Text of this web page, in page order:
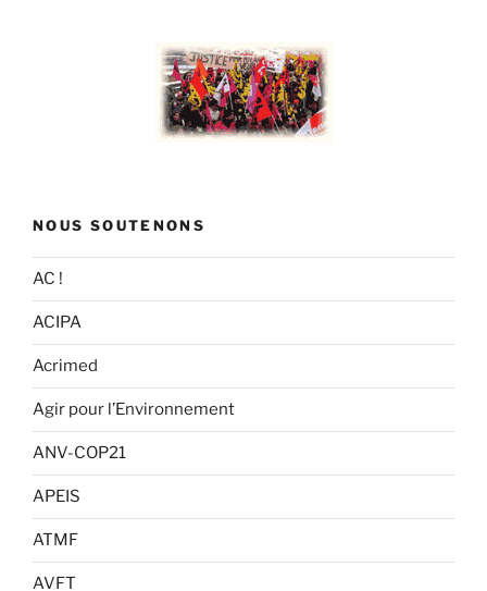
NOUS SOUTENONS
AC !
ACIPA
Acrimed
Agir pour l’Environnement
ANV-COP21
APEIS
ATMF
AVFT